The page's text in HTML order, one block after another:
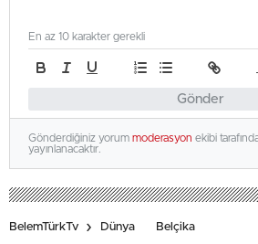
Gönder
En az 10 karakter gerekli
Gönderdiğiniz yorum moderasyon ekibi
yayınlanacaktır.
BelemTürkTv Dünya Belçika